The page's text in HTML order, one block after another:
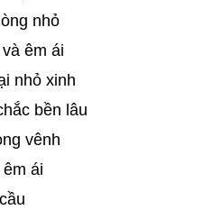
nhỏ
êm ái
nhỏ xinh
bền lâu
vênh
ái